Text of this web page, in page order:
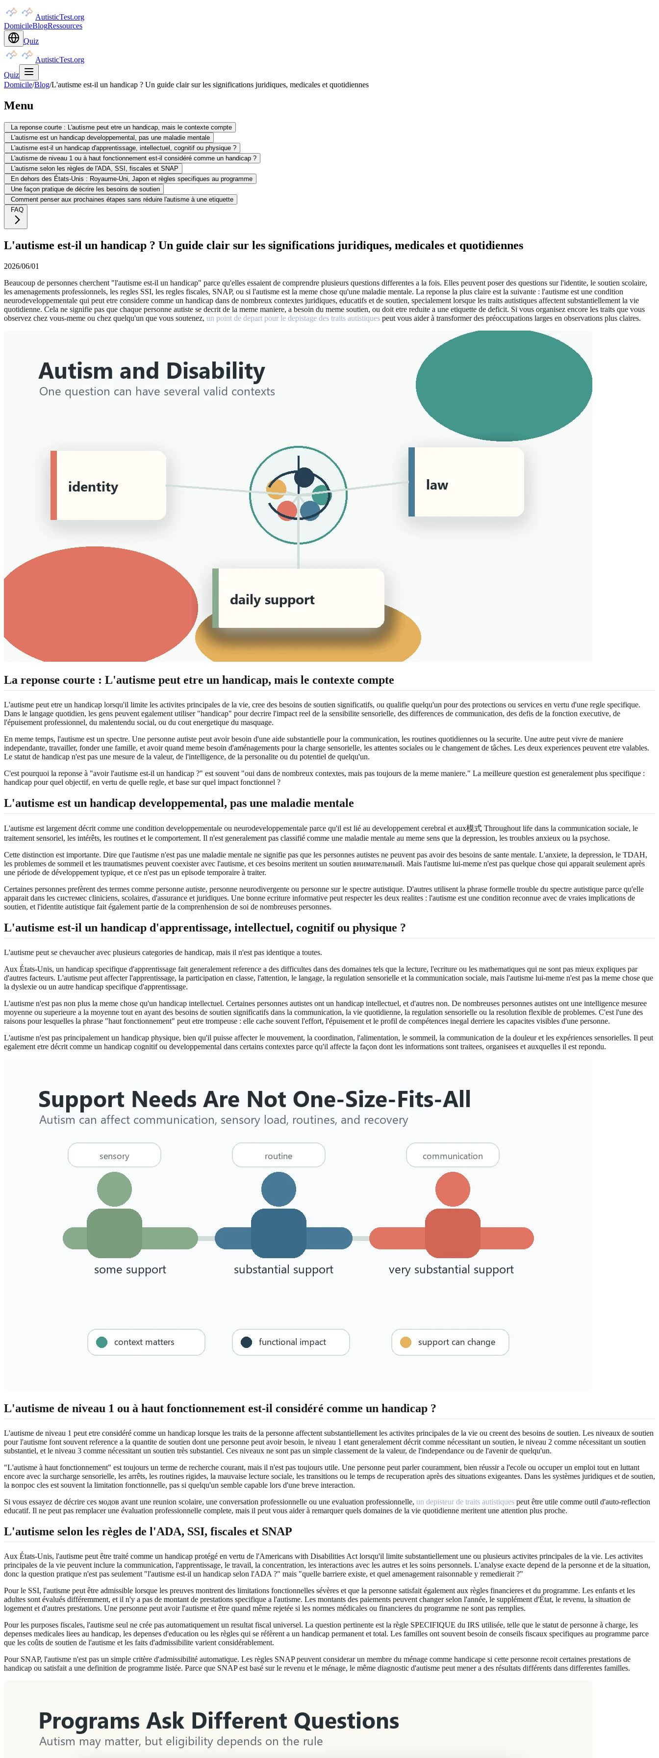
AutisticTest.org
DomicileBlogRessources
Quiz
AutisticTest.org
Quiz
Domicile/Blog/L'autisme est-il un handicap ? Un guide clair sur les significations juridiques, medicales et quotidiennes
Menu
La reponse courte : L'autisme peut etre un handicap, mais le contexte compte
L'autisme est un handicap developpemental, pas une maladie mentale
L'autisme est-il un handicap d'apprentissage, intellectuel, cognitif ou physique ?
L'autisme de niveau 1 ou à haut fonctionnement est-il considéré comme un handicap ?
L'autisme selon les règles de l'ADA, SSI, fiscales et SNAP
En dehors des États-Unis : Royaume-Uni, Japon et règles specifiques au programme
Une façon pratique de décrire les besoins de soutien
Comment penser aux prochaines étapes sans réduire l'autisme à une etiquette
FAQ
L'autisme est-il un handicap ? Un guide clair sur les significations juridiques, medicales et quotidiennes
2026/06/01
Beaucoup de personnes cherchent "l'autisme est-il un handicap" parce qu'elles essaient de comprendre plusieurs questions differentes a la fois. Elles peuvent poser des questions sur l'identite, le soutien scolaire,
les amenagements professionnels, les regles SSI, les regles fiscales, SNAP, ou si l'autisme est la meme chose qu'une maladie mentale. La reponse la plus claire est la suivante : l'autisme est une condition
neurodeveloppementale qui peut etre considere comme un handicap dans de nombreux contextes juridiques, educatifs et de soutien, specialement lorsque les traits autistiques affectent substantiellement la vie
quotidienne. Cela ne signifie pas que chaque personne autiste se decrit de la meme maniere, a besoin du meme soutien, ou doit etre reduite a une etiquette de deficit. Si vous organisez encore les traits que vous
observez chez vous-meme ou chez quelqu'un que vous soutenez, un point de depart pour le depistage des traits autistiques peut vous aider à transformer des préoccupations larges en observations plus claires.
La reponse courte : L'autisme peut etre un handicap, mais le contexte compte
L'autisme peut etre un handicap lorsqu'il limite les activites principales de la vie, cree des besoins de soutien significatifs, ou qualifie quelqu'un pour des protections ou services en vertu d'une regle specifique.
Dans le langage quotidien, les gens peuvent egalement utiliser "handicap" pour decrire l'impact reel de la sensibilite sensorielle, des differences de communication, des defis de la fonction executive, de
l'épuisement professionnel, du malentendu social, ou du cout energetique du masquage.
En meme temps, l'autisme est un spectre. Une personne autiste peut avoir besoin d'une aide substantielle pour la communication, les routines quotidiennes ou la securite. Une autre peut vivre de maniere
independante, travailler, fonder une famille, et avoir quand meme besoin d'aménagements pour la charge sensorielle, les attentes sociales ou le changement de tâches. Les deux experiences peuvent etre valables.
Le statut de handicap n'est pas une mesure de la valeur, de l'intelligence, de la personalite ou du potentiel de quelqu'un.
C'est pourquoi la reponse à "avoir l'autisme est-il un handicap ?" est souvent "oui dans de nombreux contextes, mais pas toujours de la meme maniere." La meilleure question est generalement plus specifique :
handicap pour quel objectif, en vertu de quelle regle, et base sur quel impact fonctionnel ?
L'autisme est un handicap developpemental, pas une maladie mentale
L'autisme est largement décrit comme une condition developpementale ou neurodeveloppementale parce qu'il est lié au developpement cerebral et aux模式 Throughout life dans la communication sociale, le
traitement sensoriel, les intérêts, les routines et le comportement. Il n'est generalement pas classifié comme une maladie mentale au meme sens que la depression, les troubles anxieux ou la psychose.
Cette distinction est importante. Dire que l'autisme n'est pas une maladie mentale ne signifie pas que les personnes autistes ne peuvent pas avoir des besoins de sante mentale. L'anxiete, la depression, le TDAH,
les problemes de sommeil et les traumatismes peuvent coexister avec l'autisme, et ces besoins meritent un soutien внимательный. Mais l'autisme lui-meme n'est pas quelque chose qui apparait seulement après
une période de développement typique, et ce n'est pas un episode temporaire à traiter.
Certaines personnes prefèrent des termes comme personne autiste, personne neurodivergente ou personne sur le spectre autistique. D'autres utilisent la phrase formelle trouble du spectre autistique parce qu'elle
apparait dans les системес cliniciens, scolaires, d'assurance et juridiques. Une bonne ecriture informative peut respecter les deux realites : l'autisme est une condition reconnue avec de vraies implications de
soutien, et l'identite autistique fait également partie de la comprenhension de soi de nombreuses personnes.
L'autisme est-il un handicap d'apprentissage, intellectuel, cognitif ou physique ?
L'autisme peut se chevaucher avec plusieurs categories de handicap, mais il n'est pas identique a toutes.
Aux États-Unis, un handicap specifique d'apprentissage fait generalement reference a des difficultes dans des domaines tels que la lecture, l'ecriture ou les mathematiques qui ne sont pas mieux expliques par
d'autres facteurs. L'autisme peut affecter l'apprentissage, la participation en classe, l'attention, le langage, la regulation sensorielle et la communication sociale, mais l'autisme lui-meme n'est pas la meme chose que
la dyslexie ou un autre handicap specifique d'apprentissage.
L'autisme n'est pas non plus la meme chose qu'un handicap intellectuel. Certaines personnes autistes ont un handicap intellectuel, et d'autres non. De nombreuses personnes autistes ont une intelligence mesuree
moyenne ou superieure a la moyenne tout en ayant des besoins de soutien significatifs dans la communication, la vie quotidienne, la regulation sensorielle ou la resolution flexible de problemes. C'est l'une des
raisons pour lesquelles la phrase "haut fonctionnement" peut etre trompeuse : elle cache souvent l'effort, l'épuisement et le profil de compétences inegal derriere les capacites visibles d'une personne.
L'autisme n'est pas principalement un handicap physique, bien qu'il puisse affecter le mouvement, la coordination, l'alimentation, le sommeil, la communication de la douleur et les expériences sensorielles. Il peut
egalement etre décrit comme un handicap cognitif ou developpemental dans certains contextes parce qu'il affecte la façon dont les informations sont traitees, organisees et auxquelles il est repondu.
L'autisme de niveau 1 ou à haut fonctionnement est-il considéré comme un handicap ?
L'autisme de niveau 1 peut etre considéré comme un handicap lorsque les traits de la personne affectent substantiellement les activites principales de la vie ou creent des besoins de soutien. Les niveaux de soutien
pour l'autisme font souvent reference a la quantite de soutien dont une personne peut avoir besoin, le niveau 1 etant generalement décrit comme nécessitant un soutien, le niveau 2 comme nécessitant un soutien
substantiel, et le niveau 3 comme nécessitant un soutien très substantiel. Ces niveaux ne sont pas un simple classement de la valeur, de l'independance ou de l'avenir de quelqu'un.
"L'autisme à haut fonctionnement" est toujours un terme de recherche courant, mais il n'est pas toujours utile. Une personne peut parler couramment, bien réussir a l'ecole ou occuper un emploi tout en luttant
encore avec la surcharge sensorielle, les arrêts, les routines rigides, la mauvaise lecture sociale, les transitions ou le temps de recuperation après des situations exigeantes. Dans les systèmes juridiques et de soutien,
la вопрос cles est souvent la limitation fonctionnelle, pas si quelqu'un semble capable lors d'une breve interaction.
Si vous essayez de décrire ces модов avant une reunion scolaire, une conversation professionnelle ou une evaluation professionnelle, un depisteur de traits autistiques peut être utile comme outil d'auto-reflection
educatif. Il ne peut pas remplacer une évaluation professionnelle complete, mais il peut vous aider à remarquer quels domaines de la vie quotidienne meritent une attention plus proche.
L'autisme selon les règles de l'ADA, SSI, fiscales et SNAP
Aux États-Unis, l'autisme peut être traité comme un handicap protégé en vertu de l'Americans with Disabilities Act lorsqu'il limite substantiellement une ou plusieurs activites principales de la vie. Les activites
principales de la vie peuvent inclure la communication, l'apprentissage, le travail, la concentration, les interactions avec les autres et les soins personnels. L'analyse exacte depend de la personne et de la situation,
donc la question pratique n'est pas seulement "l'autisme est-il un handicap selon l'ADA ?" mais "quelle barriere existe, et quel amenagement raisonnable y remedierait ?"
Pour le SSI, l'autisme peut être admissible lorsque les preuves montrent des limitations fonctionnelles sévères et que la personne satisfait également aux règles financieres et du programme. Les enfants et les
adultes sont évalués différemment, et il n'y a pas de montant de prestations specifique a l'autisme. Les montants des paiements peuvent changer selon l'année, le supplément d'État, le revenu, la situation de
logement et d'autres prestations. Une personne peut avoir l'autisme et être quand même rejetée si les normes médicales ou financieres du programme ne sont pas remplies.
Pour les purposes fiscales, l'autisme seul ne crée pas automatiquement un resultat fiscal universel. La question pertinente est la règle SPECIFIQUE du IRS utilisée, telle que le statut de personne à charge, les
depenses medicales liees au handicap, les depenses d'education ou les règles qui se réfèrent a un handicap permanent et total. Les familles ont souvent besoin de conseils fiscaux specifiques au programme parce
que les coûts de soutien de l'autisme et les faits d'admissibilite varient considérablement.
Pour SNAP, l'autisme n'est pas un simple critère d'admissibilité automatique. Les règles SNAP peuvent considerar un membre du ménage comme handicape si cette personne recoit certaines prestations de
handicap ou satisfait a une definition de programme listée. Parce que SNAP est basé sur le revenu et le ménage, le même diagnostic d'autisme peut mener a des résultats différents dans differentes familles.